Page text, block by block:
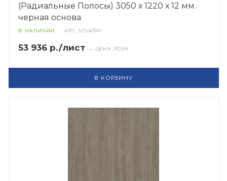
(Радиальные Полосы) 3050 х 1220 х 12 мм.
черная основа
В НАЛИЧИИ АРТ.5754/RP
53 936 р./лист — ЦЕНА РОЗН.
В КОРЗИНУ